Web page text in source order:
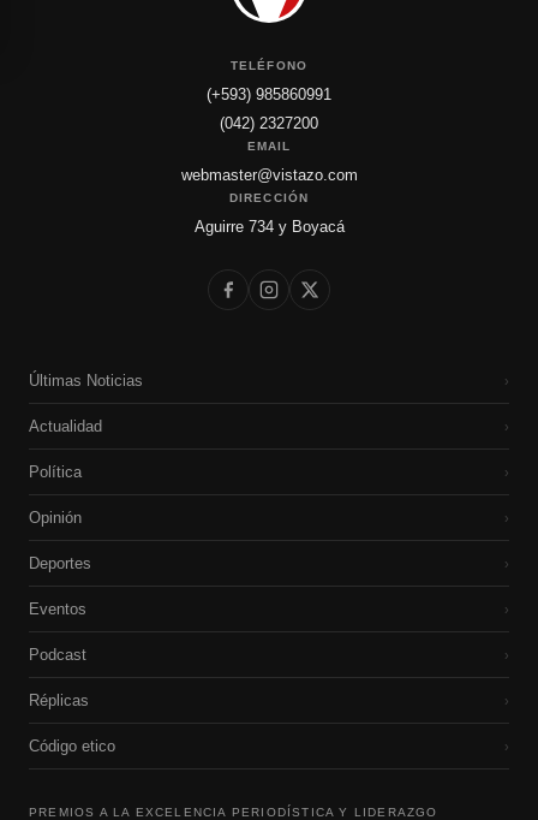
TELÉFONO
(+593) 985860991
(042) 2327200
EMAIL
webmaster@vistazo.com
DIRECCIÓN
Aguirre 734 y Boyacá
Últimas Noticias ›
Actualidad ›
Política ›
Opinión ›
Deportes ›
Eventos ›
Podcast ›
Réplicas ›
Código etico ›
PREMIOS A LA EXCELENCIA PERIODÍSTICA Y LIDERAZGO